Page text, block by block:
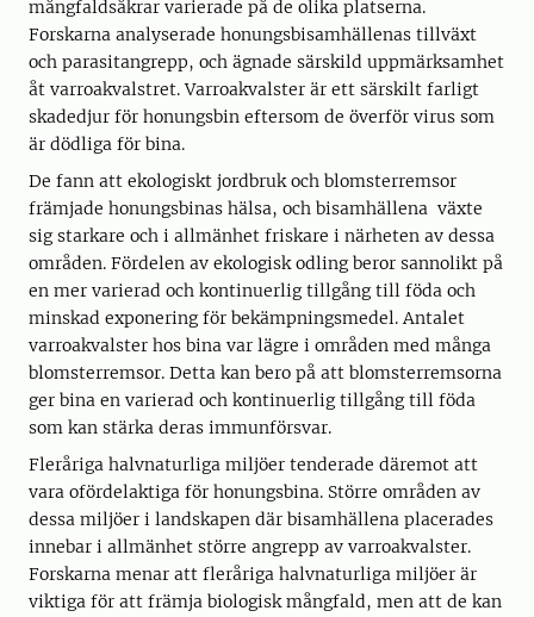
mångfaldsåkrar varierade på de olika platserna.
Forskarna analyserade honungsbisamhällenas tillväxt
och parasitangrepp, och ägnade särskild uppmärksamhet
åt varroakvalstret. Varroakvalster är ett särskilt farligt
skadedjur för honungsbin eftersom de överför virus som
är dödliga för bina.
De fann att ekologiskt jordbruk och blomsterremsor
främjade honungsbinas hälsa, och bisamhällena växte
sig starkare och i allmänhet friskare i närheten av dessa
områden. Fördelen av ekologisk odling beror sannolikt på
en mer varierad och kontinuerlig tillgång till föda och
minskad exponering för bekämpningsmedel. Antalet
varroakvalster hos bina var lägre i områden med många
blomsterremsor. Detta kan bero på att blomsterremsorna
ger bina en varierad och kontinuerlig tillgång till föda
som kan stärka deras immunförsvar.
Fleråriga halvnaturliga miljöer tenderade däremot att
vara ofördelaktiga för honungsbina. Större områden av
dessa miljöer i landskapen där bisamhällena placerades
innebar i allmänhet större angrepp av varroakvalster.
Forskarna menar att fleråriga halvnaturliga miljöer är
viktiga för att främja biologisk mångfald, men att de kan